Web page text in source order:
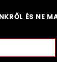
ÉS NE